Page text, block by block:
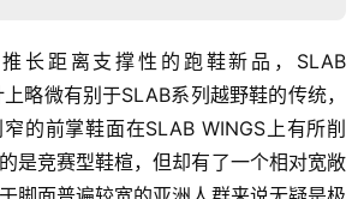
长距离支撑性的跑鞋新品，SLAB
略微有别于SLAB系列越野鞋的传统，
的前掌鞋面在SLAB WINGS上有所削
是竞赛型鞋楦，但却有了一个相对宽敞